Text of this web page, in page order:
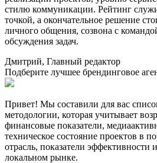
стилю коммуникации. Рейтинг
точкой, а окончательное решение
личного общения, созвона с
обсуждения задач.
Дмитрий, Главный редактор
Подберите лучшее брендинговое
Привет! Мы составили для вас
методологии, которая учитывает
финансовые показатели,
техническое состояние проектов в
отрасль, показатели эффективности
локальном рынке.